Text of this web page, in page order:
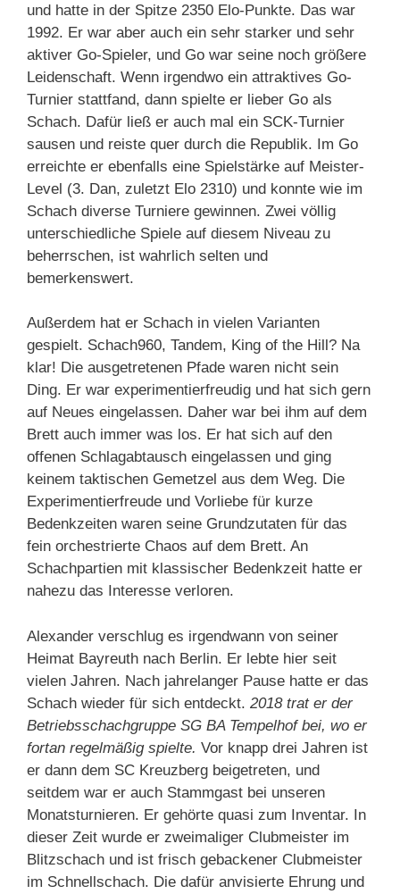
und hatte in der Spitze 2350 Elo-Punkte. Das war
1992. Er war aber auch ein sehr starker und sehr
aktiver Go-Spieler, und Go war seine noch größere
Leidenschaft. Wenn irgendwo ein attraktives Go-
Turnier stattfand, dann spielte er lieber Go als
Schach. Dafür ließ er auch mal ein SCK-Turnier
sausen und reiste quer durch die Republik. Im Go
erreichte er ebenfalls eine Spielstärke auf Meister-
Level (3. Dan, zuletzt Elo 2310) und konnte wie im
Schach diverse Turniere gewinnen. Zwei völlig
unterschiedliche Spiele auf diesem Niveau zu
beherrschen, ist wahrlich selten und
bemerkenswert.
Außerdem hat er Schach in vielen Varianten
gespielt. Schach960, Tandem, King of the Hill? Na
klar! Die ausgetretenen Pfade waren nicht sein
Ding. Er war experimentierfreudig und hat sich gern
auf Neues eingelassen. Daher war bei ihm auf dem
Brett auch immer was los. Er hat sich auf den
offenen Schlagabtausch eingelassen und ging
keinem taktischen Gemetzel aus dem Weg. Die
Experimentierfreude und Vorliebe für kurze
Bedenkzeiten waren seine Grundzutaten für das
fein orchestrierte Chaos auf dem Brett. An
Schachpartien mit klassischer Bedenkzeit hatte er
nahezu das Interesse verloren.
Alexander verschlug es irgendwann von seiner
Heimat Bayreuth nach Berlin. Er lebte hier seit
vielen Jahren. Nach jahrelanger Pause hatte er das
Schach wieder für sich entdeckt. 2018 trat er der
Betriebsschachgruppe SG BA Tempelhof bei, wo er
fortan regelmäßig spielte. Vor knapp drei Jahren ist
er dann dem SC Kreuzberg beigetreten, und
seitdem war er auch Stammgast bei unseren
Monatsturnieren. Er gehörte quasi zum Inventar. In
dieser Zeit wurde er zweimaliger Clubmeister im
Blitzschach und ist frisch gebackener Clubmeister
im Schnellschach. Die dafür anvisierte Ehrung und